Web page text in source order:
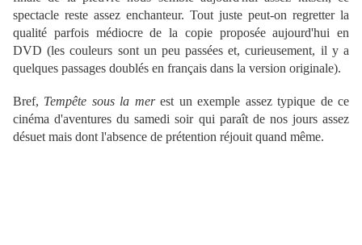
spectacle reste assez enchanteur. Tout juste peut-on regretter la
qualité parfois médiocre de la copie proposée aujourd'hui en
DVD (les couleurs sont un peu passées et, curieusement, il y a
quelques passages doublés en français dans la version originale).
Bref, Tempête sous la merest un exemple assez typique de ce
cinéma d'aventures du samedi soir qui paraît de nos jours assez
désuet mais dont l'absence de prétention réjouit quand même.